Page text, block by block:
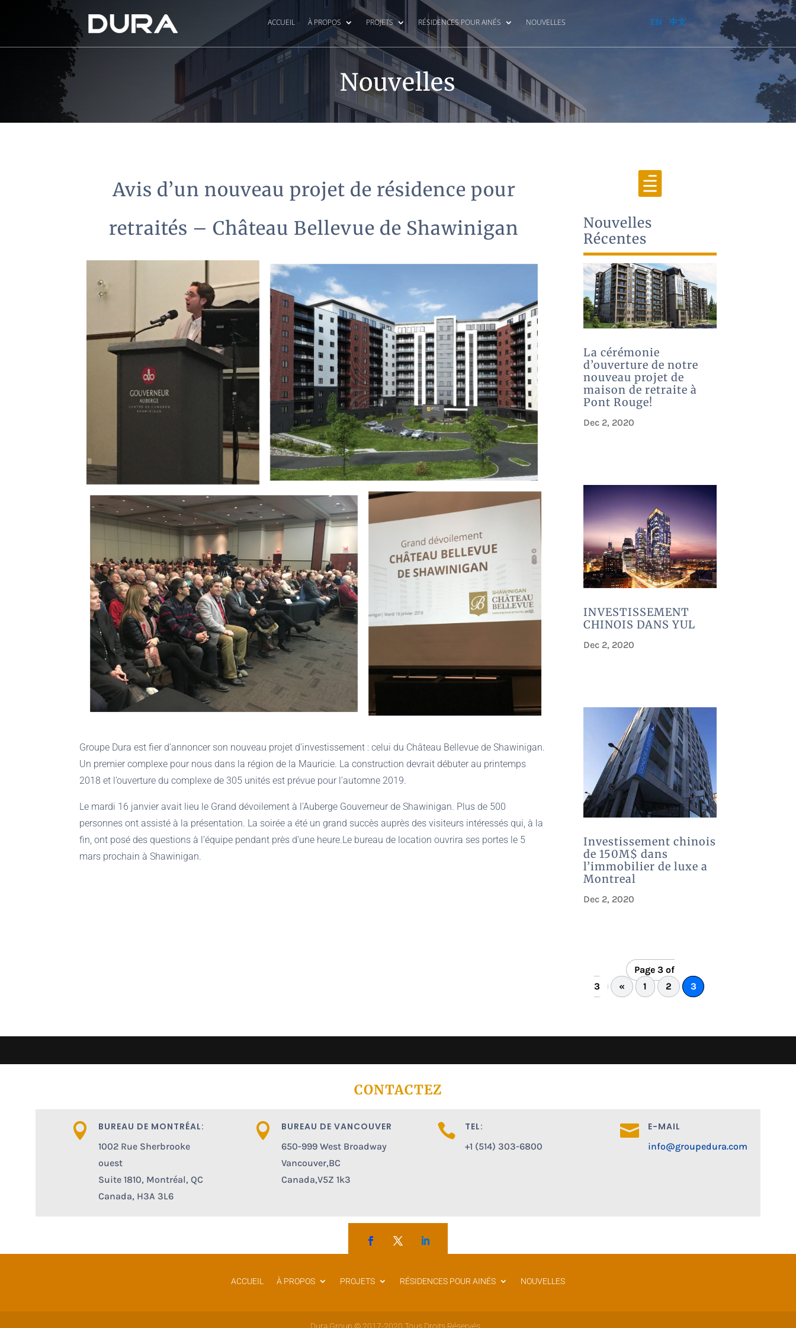
ACCUEIL À PROPOS PROJETS RÉSIDENCES POUR AINÉS NOUVELLES EN 中文
Nouvelles
Avis d’un nouveau projet de résidence pour
retraités – Château Bellevue de Shawinigan
Groupe Dura est fier d’annoncer son nouveau projet d’investissement : celui du Château Bellevue de Shawinigan.
Un premier complexe pour nous dans la région de la Mauricie. La construction devrait débuter au printemps
2018 et l’ouverture du complexe de 305 unités est prévue pour l’automne 2019.
Le mardi 16 janvier avait lieu le Grand dévoilement à l’Auberge Gouverneur de Shawinigan. Plus de 500
personnes ont assisté à la présentation. La soirée a été un grand succès auprès des visiteurs intéressés qui, à la
fin, ont posé des questions à l’équipe pendant près d’une heure.Le bureau de location ouvrira ses portes le 5
mars prochain à Shawinigan.

Nouvelles
Récentes
La cérémonie
d’ouverture de notre
nouveau projet de
maison de retraite à
Pont Rouge!
Dec 2, 2020
INVESTISSEMENT
CHINOIS DANS YUL
Dec 2, 2020
Investissement chinois
de 150M$ dans
l’immobilier de luxe a
Montreal
Dec 2, 2020
Page 3 of
3
« 1 2 3
CONTACTEZ
 BUREAU DE MONTRÉAL:
1002 Rue Sherbrooke
ouest
Suite 1810, Montréal, QC
Canada, H3A 3L6
 BUREAU DE VANCOUVER
650-999 West Broadway
Vancouver,BC
Canada,V5Z 1k3
 TEL:
+1 (514) 303-6800
 E-MAIL
info@groupedura.com
ACCUEIL À PROPOS PROJETS RÉSIDENCES POUR AINÉS NOUVELLES